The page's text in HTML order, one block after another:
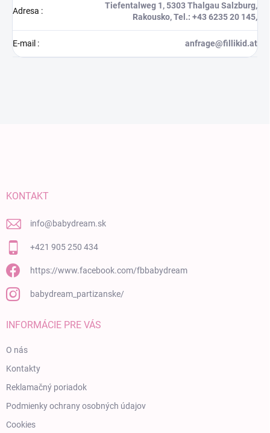
Adresa :
Tiefentalweg 1, 5303 Thalgau Salzburg,
Rakousko, Tel.: +43 6235 20 145,
E-mail : anfrage@fillikid.at
KONTAKT
info@babydream.sk
+421 905 250 434
https://www.facebook.com/fbbabydream
babydream_partizanske/
INFORMÁCIE PRE VÁS
O nás
Kontakty
Reklamačný poriadok
Podmienky ochrany osobných údajov
Cookies